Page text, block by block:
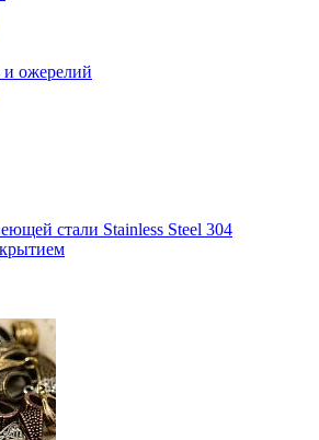
ожерелий
стали Stainless Steel 304